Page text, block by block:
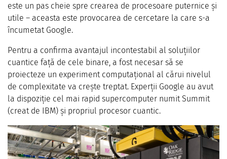
este un pas cheie spre crearea de procesoare puternice și
utile – aceasta este provocarea de cercetare la care s-a
încumetat Google.
Pentru a confirma avantajul incontestabil al soluțiilor
cuantice față de cele binare, a fost necesar să se
proiecteze un experiment computațional al cărui nivelul
de complexitate va crește treptat. Experții Google au avut
la dispoziție cel mai rapid supercomputer numit Summit
(creat de IBM) și propriul procesor cuantic.